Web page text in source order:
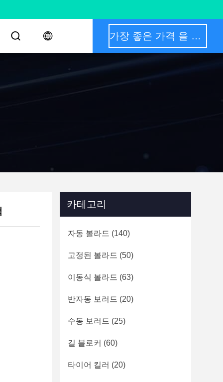
가장 좋은 가격 을 구하라
카테고리
자동 볼라드 (140)
고정된 볼라드 (50)
이동식 볼라드 (63)
반자동 보러드 (20)
수동 보러드 (25)
길 블로커 (60)
타이어 킬러 (20)